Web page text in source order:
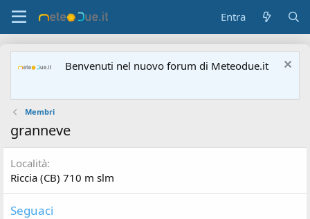
Entra
Benvenuti nel nuovo forum di Meteodue.it
Membri
granneve
Località
Riccia (CB) 710 m slm
Seguaci